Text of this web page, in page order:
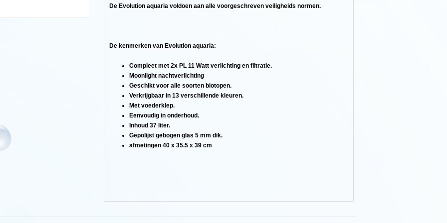
De Evolution aquaria voldoen aan alle voorgeschreven veiligheids normen.
De kenmerken van Evolution aquaria:
Compleet met 2x PL 11 Watt verlichting en filtratie.
Moonlight nachtverlichting
Geschikt voor alle soorten biotopen.
Verkrijgbaar in 13 verschillende kleuren.
Met voederklep.
Eenvoudig in onderhoud.
Inhoud 37 liter.
Gepolijst gebogen glas 5 mm dik.
afmetingen 40 x 35.5 x 39 cm